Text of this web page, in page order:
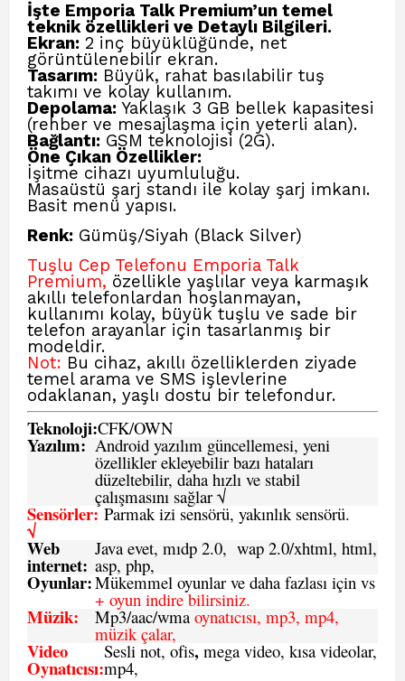
İşte Emporia Talk Premium’un temel
teknik özellikleri ve Detaylı Bilgileri.
Ekran: 2 inç büyüklüğünde, net
görüntülenebilir ekran.
Tasarım: Büyük, rahat basılabilir tuş
takımı ve kolay kullanım.
Depolama: Yaklaşık 3 GB bellek kapasitesi
(rehber ve mesajlaşma için yeterli alan).
Bağlantı: GSM teknolojisi (2G).
Öne Çıkan Özellikler:
İşitme cihazı uyumluluğu.
Masaüstü şarj standı ile kolay şarj imkanı.
Basit menü yapısı.
Renk: Gümüş/Siyah (Black Silver)
Tuşlu Cep Telefonu Emporia Talk
Premium, özellikle yaşlılar veya karmaşık
akıllı telefonlardan hoşlanmayan,
kullanımı kolay, büyük tuşlu ve sade bir
telefon arayanlar için tasarlanmış bir
modeldir.
Not: Bu cihaz, akıllı özelliklerden ziyade
temel arama ve SMS işlevlerine
odaklanan, yaşlı dostu bir telefondur.
Teknoloji:CFK/OWN
Yazılım: Android yazılım güncellemesi, yeni
özellikler ekleyebilir bazı hataları
düzeltebilir, daha hızlı ve stabil
çalışmasını sağlar √
Sensörler:
√
Parmak izi sensörü, yakınlık sensörü.
Web
internet:
Java evet, mıdp 2.0, wap 2.0/xhtml, html,
asp, php,
Oyunlar:Mükemmel oyunlar ve daha fazlası için vs
+ oyun indire bilirsiniz.
Müzik: Mp3/aac/wmaoynatıcısı, mp3, mp4,
müzik çalar,
Video
Oynatıcısı:
Sesli not, ofis, mega video, kısa videolar,
mp4,